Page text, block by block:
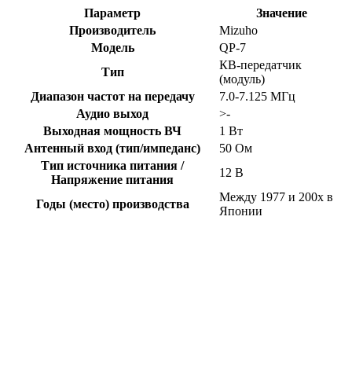
Параметр
Значение
Производитель
Mizuho
Модель
QP-7
Тип
КВ-передатчик
(модуль)
Диапазон частот на передачу
7.0-7.125 МГц
Аудио выход
>-
Выходная мощность ВЧ
1 Вт
Антенный вход (тип/импеданс)
50 Ом
Тип источника питания /
Напряжение питания
12 В
Годы (место) производства
Между 1977 и 200x в
Японии